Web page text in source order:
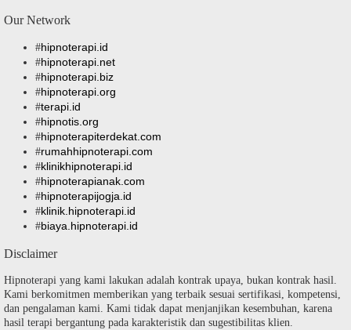
Our Network
#hipnoterapi.id
#hipnoterapi.net
#hipnoterapi.biz
#hipnoterapi.org
#terapi.id
#hipnotis.org
#hipnoterapiterdekat.com
#rumahhipnoterapi.com
#klinikhipnoterapi.id
#hipnoterapianak.com
#hipnoterapijogja.id
#klinik.hipnoterapi.id
#biaya.hipnoterapi.id
Disclaimer
Hipnoterapi yang kami lakukan adalah kontrak upaya, bukan kontrak hasil.
Kami berkomitmen memberikan yang terbaik sesuai sertifikasi, kompetensi,
dan pengalaman kami. Kami tidak dapat menjanjikan kesembuhan, karena
hasil terapi bergantung pada karakteristik dan sugestibilitas klien.